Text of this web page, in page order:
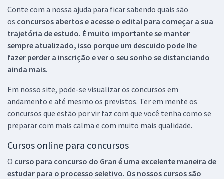
Conte com a nossa ajuda para ficar sabendo quais são
os concursos abertos e acesse o edital para começar a sua
trajetória de estudo. É muito importante se manter
sempre atualizado, isso porque um descuido pode lhe
fazer perder a inscrição e ver o seu sonho se distanciando
ainda mais.
Em nosso site, pode-se visualizar os concursos em
andamento e até mesmo os previstos. Ter em mente os
concursos que estão por vir faz com que você tenha como se
preparar com mais calma e com muito mais qualidade.
Cursos online para concursos
O curso para concurso do Gran é uma excelente maneira de
estudar para o processo seletivo. Os nossos cursos são